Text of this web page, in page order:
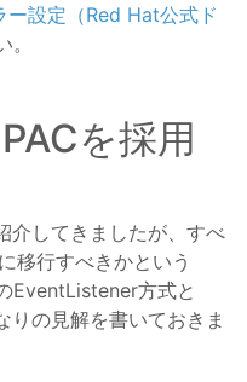
設定（Red Hat公式ド
を採用
介してきましたが、すべ
移行すべきかという
EventListener方式と
りの見解を書いておきま